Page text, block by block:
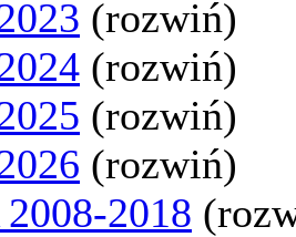
(rozwiń)
(rozwiń)
(rozwiń)
(rozwiń)
2018